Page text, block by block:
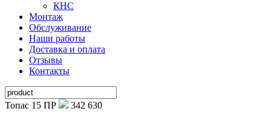
КНС
Монтаж
Обслуживание
Наши работы
Доставка и оплата
Отзывы
Контакты
Топас 15 ПР
342 630